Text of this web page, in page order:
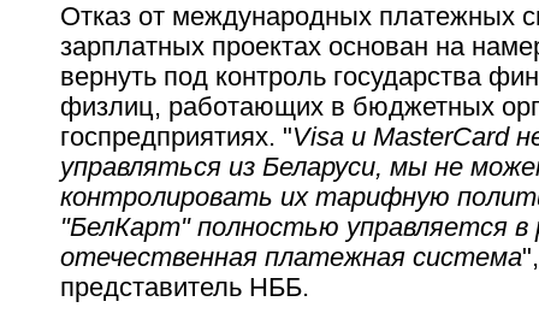
Отказ от международных платежных
зарплатных проектах основан на
вернуть под контроль государства
физлиц, работающих в бюджетных
госпредприятиях. "Visa и MasterCard
управляться из Беларуси, мы не
контролировать их тарифную
"БелКарт" полностью управляется в
отечественная платежная система
представитель НББ.